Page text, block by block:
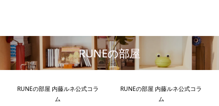
RUNEの部屋
RUNEの部屋 内藤ルネ公式コラ
ム
RUNEの部屋 内藤ルネ公式コラ
ム